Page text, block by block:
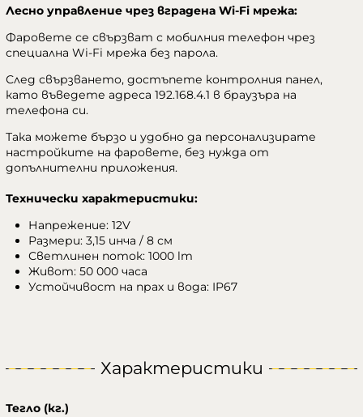
Лесно управление чрез вградена Wi-Fi мрежа:
Фаровете се свързват с мобилния телефон чрез
специална Wi-Fi мрежа без парола.
След свързването, достъпете контролния панел,
като въведете адреса 192.168.4.1 в браузъра на
телефона си.
Така можете бързо и удобно да персонализирате
настройките на фаровете, без нужда от
допълнителни приложения.
Технически характеристики:
Напрежение: 12V
Размери: 3,15 инча / 8 см
Светлинен поток: 1000 lm
Живот: 50 000 часа
Устойчивост на прах и вода: IP67
Характеристики
Тегло (кг.)